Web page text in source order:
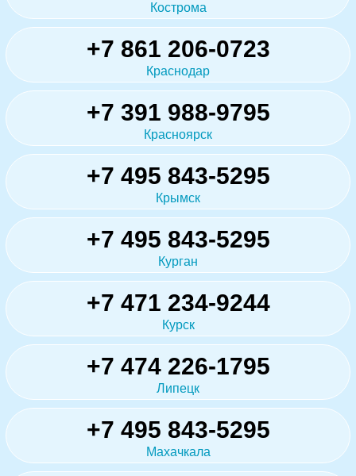
Кострома
+7 861 206-0723
Краснодар
+7 391 988-9795
Красноярск
+7 495 843-5295
Крымск
+7 495 843-5295
Курган
+7 471 234-9244
Курск
+7 474 226-1795
Липецк
+7 495 843-5295
Махачкала